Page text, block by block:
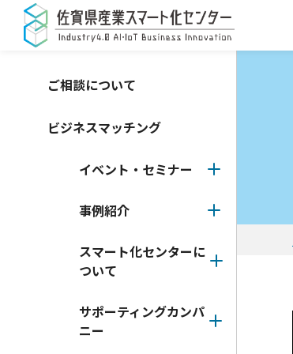
ご相談について
ビジネスマッチング
イベント・セミナー
事例紹介
スマート化センターに
ついて
サポーティングカンパ
ニー